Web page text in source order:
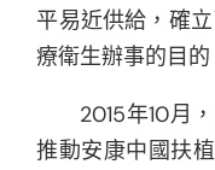
平易近供給，確
療衛生辦事的目的
2015年10月
推動安康中國扶